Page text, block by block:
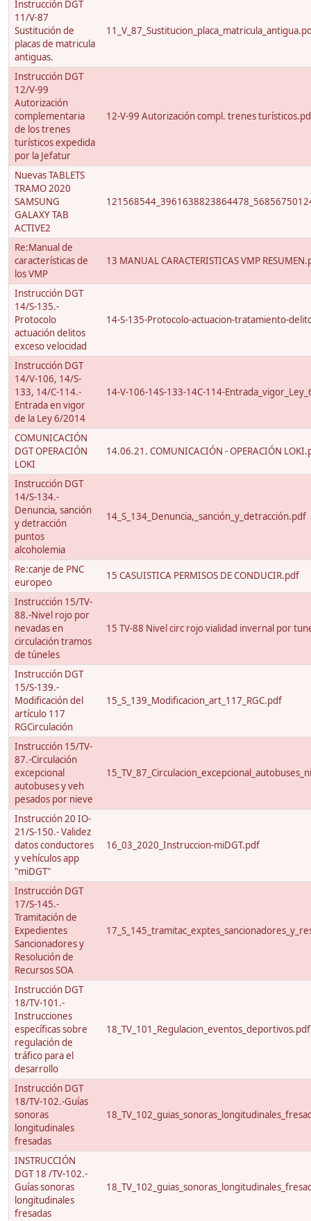
Instrucción DGT
11/V-87
Sustitución de
placas de matricula
antiguas.
Instrucción DGT
12/V-99
Autorización
complementaria
de los trenes
turísticos expedida
por la Jefatur
12-V-99 Autorización compl. trenes
Nuevas TABLETS
TRAMO 2020
SAMSUNG
GALAXY TAB
ACTIVE2
Re:Manual de
características de
los VMP
13 MANUAL CARACTERISTICAS VMP
Instrucción DGT
14/S-135.-
Protocolo
actuación delitos
exceso velocidad
14-S-135-Protocolo-actuacion-tratamiento-
Instrucción DGT
14/V-106, 14/S-
133, 14/C-114.-
Entrada en vigor
de la Ley 6/2014
14-V-106-14S-133-14C-114-
COMUNICACIÓN
DGT OPERACIÓN
LOKI
14.06.21. COMUNICACIÓN - OPERACIÓN
Instrucción DGT
14/S-134.-
Denuncia, sanción
y detracción
puntos
alcoholemia
14_S_134_Denuncia,_sanción_y_detracción.pdf
Re:canje de PNC
europeo
15 CASUISTICA PERMISOS DE CONDUCIR.pdf
Instrucción 15/TV-
88.-Nivel rojo por
nevadas en
circulación tramos
de túneles
15 TV-88 Nivel circ rojo vialidad invernal por
Instrucción DGT
15/S-139.-
Modificación del
artículo 117
RGCirculación
15_S_139_Modificacion_art_117_RGC.pdf
Instrucción 15/TV-
87.-Circulación
excepcional
autobuses y veh
pesados por nieve
Instrucción 20 IO-
21/S-150.- Validez
datos conductores
y vehículos app
"miDGT"
16_03_2020_Instruccion-miDGT.pdf
Instrucción DGT
17/S-145.-
Tramitación de
Expedientes
Sancionadores y
Resolución de
Recursos SOA
Instrucción DGT
18/TV-101.-
Instrucciones
específicas sobre
regulación de
tráfico para el
desarrollo
18_TV_101_Regulacion_eventos_deportivos.pdf
Instrucción DGT
18/TV-102.-Guías
sonoras
longitudinales
fresadas
INSTRUCCIÓN
DGT 18 /TV-102.-
Guías sonoras
longitudinales
fresadas